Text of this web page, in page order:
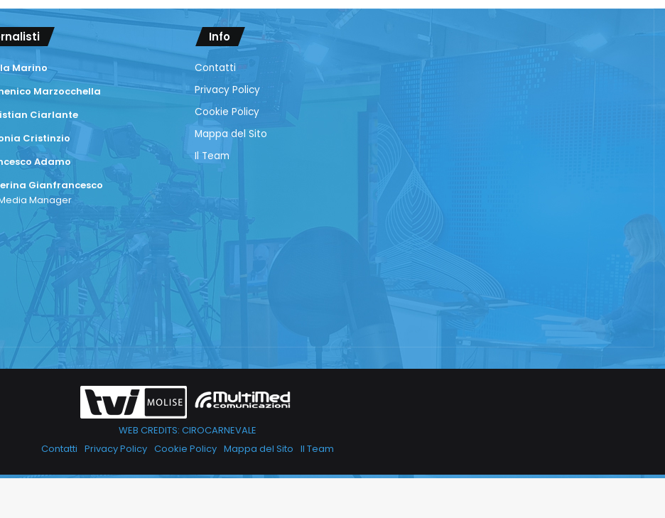
Marino
Marzocchella
Ciarlante
Cristinzio
Adamo
Gianfrancesco
Manager
Info
Contatti
Privacy Policy
Cookie Policy
Mappa del Sito
Il Team
WEB CREDITS: CIROCARNEVALE
Contatti Privacy Policy Cookie Policy Mappa del Sito Il Team